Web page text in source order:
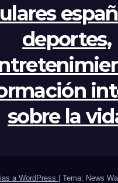
deportes,
sobre la
a WordPress | Tema: News